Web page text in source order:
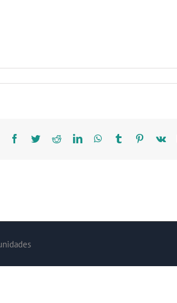
Facebook
TwitterRedditLinkedInWhatsApp
Tumblr Pinterest
Vk